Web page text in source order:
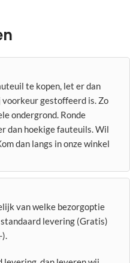
te kopen, let er dan
gestoffeerd is. Zo
ondergrond. Ronde
dan hoekige fauteuils. Wil
dan langs in onze winkel
van welke bezorgoptie
levering (Gratis)
).